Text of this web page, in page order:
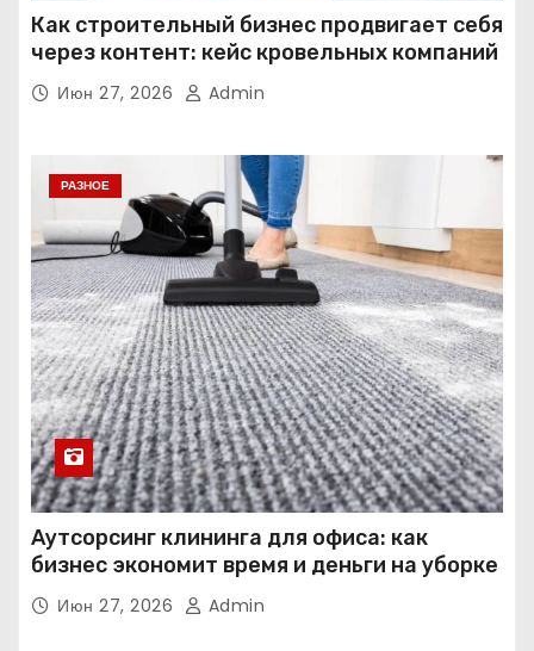
Как строительный бизнес продвигает себя
через контент: кейс кровельных компаний
Июн 27, 2026 Admin
РАЗНОЕ
Аутсорсинг клининга для офиса: как
бизнес экономит время и деньги на уборке
Июн 27, 2026 Admin